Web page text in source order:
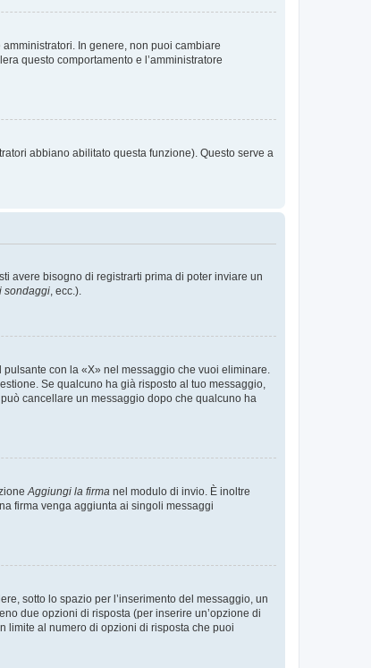
In genere, non puoi cambiare
questo comportamento e l’amministratore
abbiano abilitato questa funzione). Questo serve a
avere bisogno di registrarti prima di poter inviare un
sondaggi , ecc.).
con la «X» nel messaggio che vuoi eliminare.
Se qualcuno ha già risposto al tuo messaggio,
cancellare un messaggio dopo che qualcuno ha
Aggiungi la firma nel modulo di invio. È inoltre
firma venga aggiunta ai singoli messaggi
sotto lo spazio per l’inserimento del messaggio, un
due opzioni di risposta (per inserire un’opzione di
limite al numero di opzioni di risposta che puoi